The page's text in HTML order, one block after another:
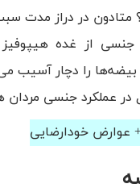
در دراز مدت سبب
از غده هیپوفیز
بیضه‌ها را دچار
در عملکرد جنسی مردان
عوارض خودارضایی